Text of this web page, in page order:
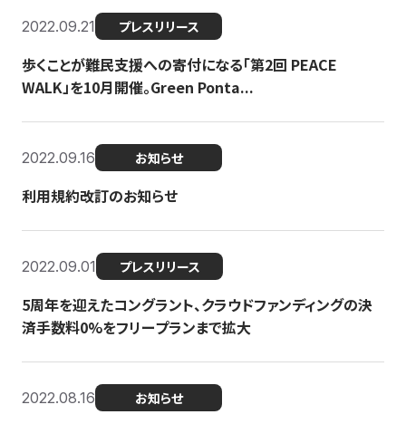
2022.09.21 プレスリリース
歩くことが難民支援への寄付になる「第2回 PEACE
WALK」を10月開催。Green Ponta...
2022.09.16 お知らせ
利用規約改訂のお知らせ
2022.09.01 プレスリリース
5周年を迎えたコングラント、クラウドファンディングの決
済手数料0%をフリープランまで拡大
2022.08.16 お知らせ